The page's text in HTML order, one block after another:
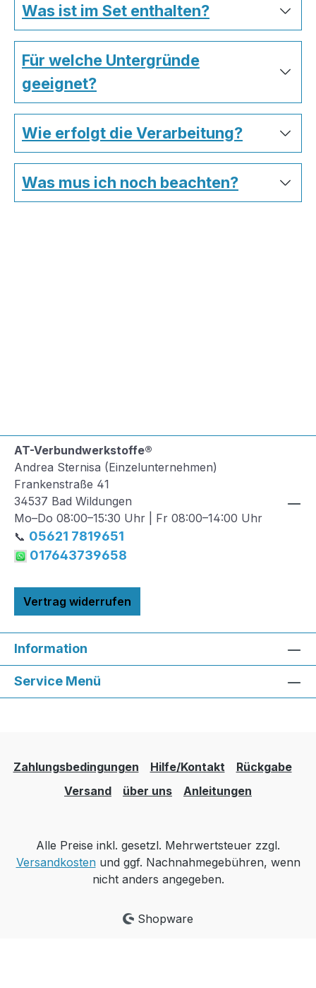
Was ist im Set enthalten?
Für welche Untergründe
geeignet?
Wie erfolgt die Verarbeitung?
Was mus ich noch beachten?
AT-Verbundwerkstoffe®
Andrea Sternisa (Einzelunternehmen)
Frankenstraße 41
34537 Bad Wildungen
Mo–Do 08:00–15:30 Uhr | Fr 08:00–14:00 Uhr
📞 05621 7819651
017643739658
Vertrag widerrufen
Information
Service Menü
Zahlungsbedingungen Hilfe/Kontakt
Rückgabe
Versand
über uns Anleitungen
Alle Preise inkl. gesetzl. Mehrwertsteuer zzgl.
Versandkostenund ggf. Nachnahmegebühren, wenn
nicht anders angegeben.
Shopware